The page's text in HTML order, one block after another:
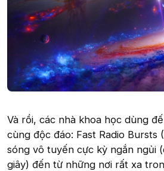
Và rồi, các nhà khoa học dùng
cùng độc đáo: Fast Radio Bursts
sóng vô tuyến cực kỳ ngắn ngủi
giây) đến từ những nơi rất xa